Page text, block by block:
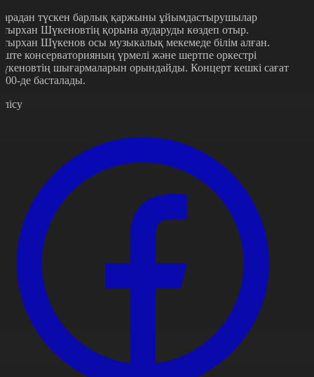
түскен барлық қаржыны ұйымдастырушылар
Шүкеновтің қорына аударуды көздеп отыр.
Шүкенов осы музыкалық мекемеде білім алған.
консерваторияның үрмелі және шертпе оркестрі
шығармаларын орындайды. Концерт кешкі сағат
де басталады.